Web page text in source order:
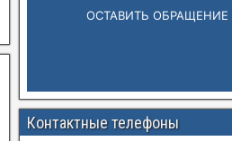
ОСТАВИТЬ ОБРАЩЕНИЕ
Контактные телефоны